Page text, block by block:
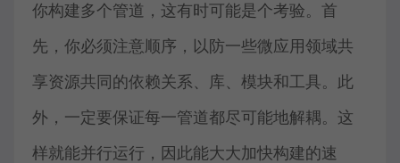
你构建多个管道，这有时可能是个考验。首
先，你必须注意顺序，以防一些微应用领域共
享资源共同的依赖关系、库、模块和工具。此
外，一定要保证每一管道都尽可能地解耦。这
样就能并行运行，因此能大大加快构建的速